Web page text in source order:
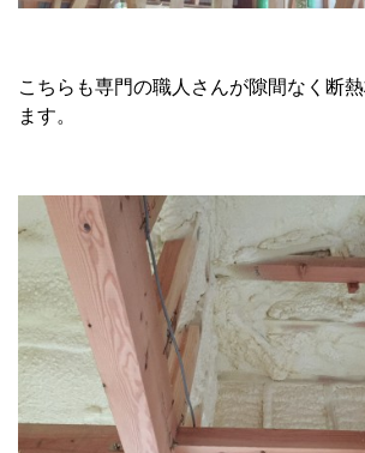
こちらも専門の職人さんが隙間なく断
ます。